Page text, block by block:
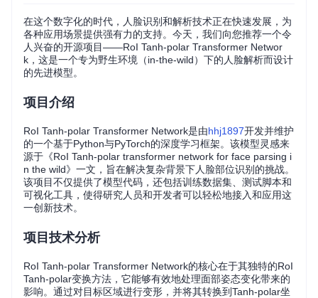
在这个数字化的时代，人脸识别和解析技术正在快速发展，为
各种应用场景提供强有力的支持。今天，我们向您推荐一个令
人兴奋的开源项目——RoI Tanh-polar Transformer Networ
k，这是一个专为野生环境（in-the-wild）下的人脸解析而设计
的先进模型。
项目介绍
RoI Tanh-polar Transformer Network是由hhj1897开发并维护
的一个基于Python与PyTorch的深度学习框架。该模型灵感来
源于《RoI Tanh-polar transformer network for face parsing i
n the wild》一文，旨在解决复杂背景下人脸部位识别的挑战。
该项目不仅提供了模型代码，还包括训练数据集、测试脚本和
可视化工具，使得研究人员和开发者可以轻松地接入和应用这
一创新技术。
项目技术分析
RoI Tanh-polar Transformer Network的核心在于其独特的RoI
Tanh-polar变换方法，它能够有效地处理面部姿态变化带来的
影响。通过对目标区域进行变形，并将其转换到Tanh-polar坐